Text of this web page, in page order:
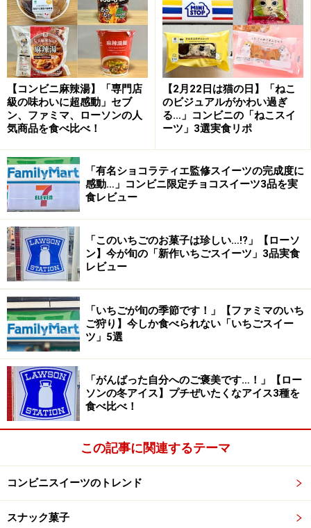
プリンを覆うようにクリームがのっていて、まさにこれ
は「埋もれた」状態！ ティラミスの部分は、マスカルポ
ーネクリーム、コーヒーシロップを染み込ませた生地、
ホイップクリームという構成で、たっぷりのクリームに
生地が挟まれているのでとろけるような口どけです。コ
ーヒーのほろ苦さとチーズの風味が混ざり合い、コクの
カスタードプリンは“たまご感”がしっかり
プリンがしっかりとした食感なので、ティラミスと混ざりす
ぎることなく堪能できます
下のプリンはやや固めの食感で、たまごの風味をしっか
り感じられる仕立て。上のティラミスがやわらかな口ど
けなので食感のコントラストが際立ち、プリン単体のお
いしさもしっかりと味わえます。
【コンビニ麻辣湯】「専門店
級の味わいに超感動」セブ
ン、ファミマ、ローソンの人
気商品を食べ比べ！
【2月22日は猫の日】「ねこ
のビジュアルがかわい過ぎ
る…」コンビニの「ねこスイ
ーツ」3選実食リポ
「有名ショコラティエ監修スイーツの完成度に
感動…」コンビニ限定チョコスイーツ3品を実
食レビュー
「このいちごのお菓子は珍しい…!?」【ローソ
ン】今が旬の「新作いちごスイーツ」3品実食
レビュー
「いちごが旬の季節です！」【ファミマのいち
ご狩り】今しか食べられない「いちごスイー
ツ」5選
「がんばった自分へのご褒美です…！」【ロー
ソンの冬アイス】プチぜいたくなアイス3種を
食べ比べ！
この記事に関連するテーマ
コンビニスイーツのトレンド
スナック菓子